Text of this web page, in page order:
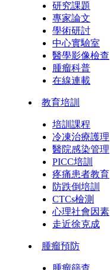
研究課題
專家論文
學術研討
中心實驗室
醫學影像檢查
腫瘤科普
在線連載
教育培訓
培訓課程
冷凍治療護理
醫院感染管理
PICC培訓
疼痛患者教育
防跌倒培訓
CTCs檢測
心理社會因素
走近徐克成
腫瘤預防
腫瘤篩查